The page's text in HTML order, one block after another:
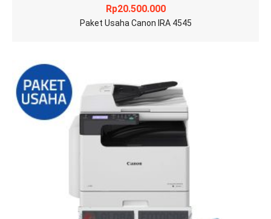
Rp20.500.000
Paket Usaha Canon IRA 4545